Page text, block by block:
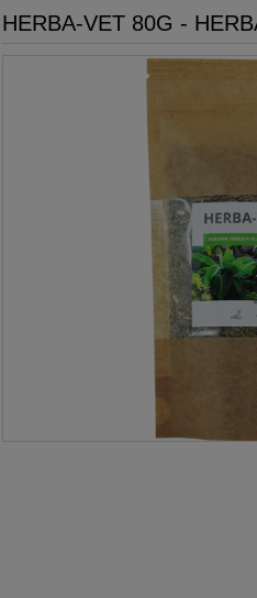
KONTAKT
HERBA-VET 80G -